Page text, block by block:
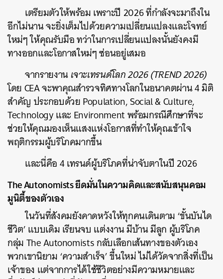
เตรียมตัวให้พร้อม เพราะปี 2026 ที่กำลังจะมาถึงใน
อีกไม่นาน จะยิ่งเต็มไปด้วยความเปลี่ยนแปลงและโจทย์
ใหม่ๆ ให้คุณรับมือ ทว่าในการเปลี่ยนแปลงนั้นยังคงมี
ทางออกและโอกาสใหม่ๆ ซ่อนอยู่เสมอ
จากรายงานเจาะเทรนด์โลก 2026 (TREND 2026)
โดย CEA จะพาคุณสำรวจทิศทางโลกในอนาคตผ่าน 4 มิติ
สำคัญ ประกอบด้วย Population, Social & Culture,
Technology และ Environment พร้อมกรณีศึกษาที่จะ
ช่วยให้คุณมองเห็นแสงแห่งโอกาสที่ทำให้คุณเข้าใจ
พฤติกรรมผู้บริโภคมากขึ้น
และนี่คือ 4 เทรนด์ผู้บริโภคที่น่าจับตาในปี 2026
The Autonomists ยึดมั่นในความคิดและสนับสนุนคอม
มูนิตี้ของตัวเอง
ในวันที่สังคมยังคาดหวังให้ทุกคนเดินตาม ‘ขั้นบันได
ชีวิต’ แบบเดิม เรียนจบ แต่งงาน มีบ้าน มีลูก ผู้บริโภค
กลุ่ม The Autonomists กลับเลือกเส้นทางของตัวเอง
พวกเขานิยาม ‘ความสำเร็จ’ ขึ้นใหม่ ไม่ได้วัดจากสิ่งที่เป็น
เจ้าของ แต่จากการได้ใช้ชีวิตอย่างมีความหมายและ